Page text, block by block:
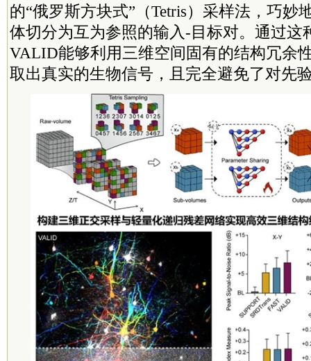
的“俄罗斯方块式”（Tetris）采样法，巧妙
体切分为互为参照的输入-目标对。通过这
VALID能够利用三维空间固有的结构冗余
取出真实的生物信号，且完全避免了对先